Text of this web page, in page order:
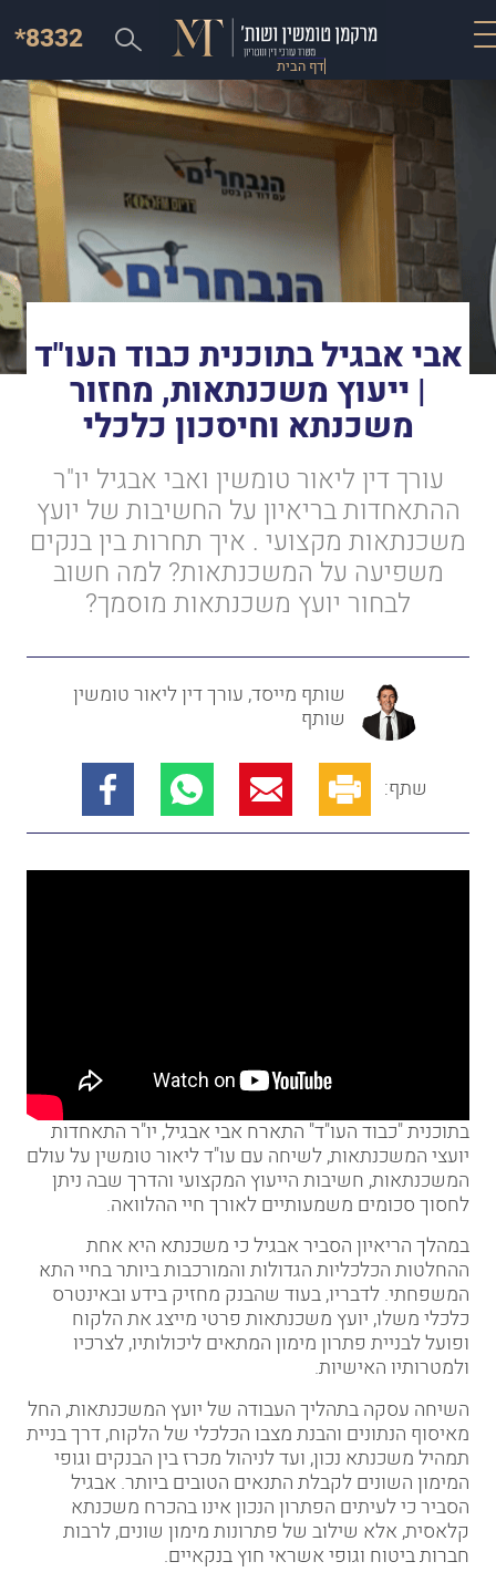
דף הבית
*8332
אבי אבגיל בתוכנית כבוד העו"ד
| ייעוץ משכנתאות, מחזור
משכנתא וחיסכון כלכלי
עורך דין ליאור טומשין ואבי אבגיל יו"ר
ההתאחדות בריאיון על החשיבות של יועץ
משכנתאות מקצועי . איך תחרות בין בנקים
משפיעה על המשכנתאות? למה חשוב
לבחור יועץ משכנתאות מוסמך?
שותף מייסד, עורך דין ליאור טומשין
שותף
שתף:
בתוכנית "כבוד העו"ד" התארח אבי אבגיל, יו"ר התאחדות
יועצי המשכנתאות, לשיחה עם עו"ד ליאור טומשין על עולם
המשכנתאות, חשיבות הייעוץ המקצועי והדרך שבה ניתן
לחסוך סכומים משמעותיים לאורך חיי ההלוואה.
במהלך הריאיון הסביר אבגיל כי משכנתא היא אחת
ההחלטות הכלכליות הגדולות והמורכבות ביותר בחיי התא
המשפחתי. לדבריו, בעוד שהבנק מחזיק בידע ובאינטרס
כלכלי משלו, יועץ משכנתאות פרטי מייצג את הלקוח
ופועל לבניית פתרון מימון המתאים ליכולותיו, לצרכיו
ולמטרותיו האישיות.
השיחה עסקה בתהליך העבודה של יועץ המשכנתאות, החל
מאיסוף הנתונים והבנת מצבו הכלכלי של הלקוח, דרך בניית
תמהיל משכנתא נכון, ועד לניהול מכרז בין הבנקים וגופי
המימון השונים לקבלת התנאים הטובים ביותר. אבגיל
הסביר כי לעיתים הפתרון הנכון אינו בהכרח משכנתא
קלאסית, אלא שילוב של פתרונות מימון שונים, לרבות
חברות ביטוח וגופי אשראי חוץ בנקאיים.